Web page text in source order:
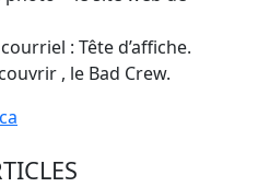
: Tête d’affiche.
, le Bad Crew.